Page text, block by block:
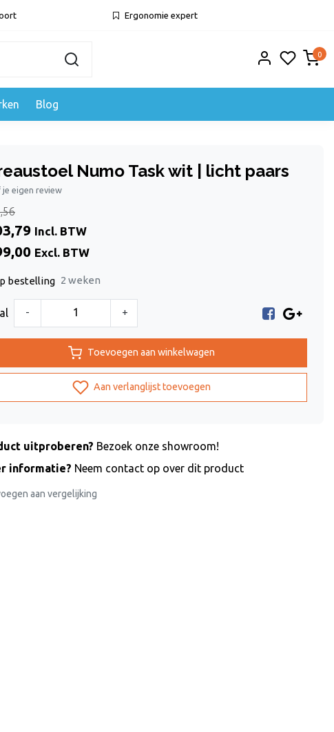
Ergonomie expert
0
Blog
Numo Task wit | licht paars
je eigen review
Incl. BTW
Excl. BTW
bestelling 2 weken
- +
Toevoegen aan winkelwagen
Aan verlanglijst toevoegen
uitproberen? Bezoek onze showroom!
informatie? Neem contact op over dit product
aan vergelijking